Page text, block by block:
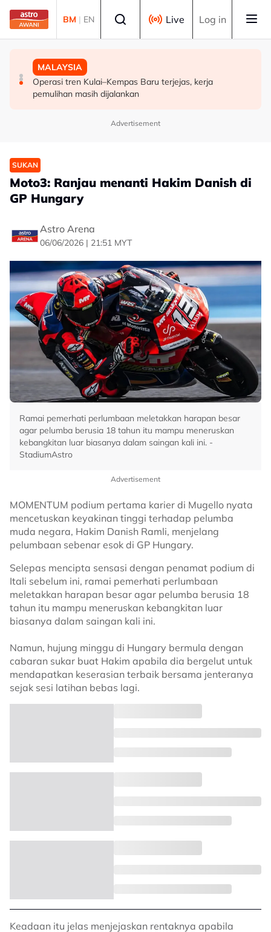
Skip to main content
BM | EN Live Log in
MALAYSIA
FMBA sambut baik arahan PM percepat kelulusan
pekerja asing sektor restoran
POLITIK
'Siapa akan pergi, siapa diperintah pergi? Tunggu dan
lihat'- Zahid
MALAYSIA
Operasi tren Kulai–Kempas Baru terjejas, kerja
pemulihan masih dijalankan
Advertisement
SUKAN
Moto3: Ranjau menanti Hakim Danish di
GP Hungary
Astro Arena
06/06/2026 | 21:51 MYT
Ramai pemerhati perlumbaan meletakkan harapan besar
agar pelumba berusia 18 tahun itu mampu meneruskan
kebangkitan luar biasanya dalam saingan kali ini. -
StadiumAstro
Advertisement
MOMENTUM podium pertama karier di Mugello nyata
mencetuskan keyakinan tinggi terhadap pelumba
muda negara, Hakim Danish Ramli, menjelang
pelumbaan sebenar esok di GP Hungary.
Selepas mencipta sensasi dengan penamat podium di
Itali sebelum ini, ramai pemerhati perlumbaan
meletakkan harapan besar agar pelumba berusia 18
tahun itu mampu meneruskan kebangkitan luar
biasanya dalam saingan kali ini.
Namun, hujung minggu di Hungary bermula dengan
cabaran sukar buat Hakim apabila dia bergelut untuk
mendapatkan keserasian terbaik bersama jenteranya
sejak sesi latihan bebas lagi.
Keadaan itu jelas menjejaskan rentaknya apabila